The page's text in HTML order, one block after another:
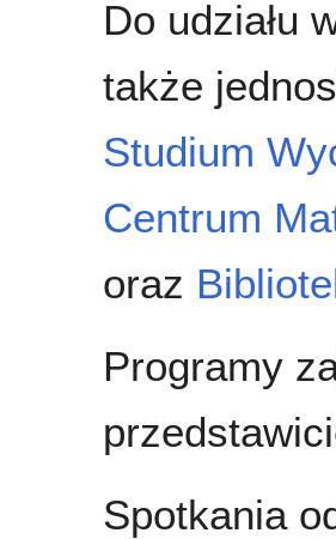
Do udziału
także
Studium
Centrum
oraz
Programy
Spotkania